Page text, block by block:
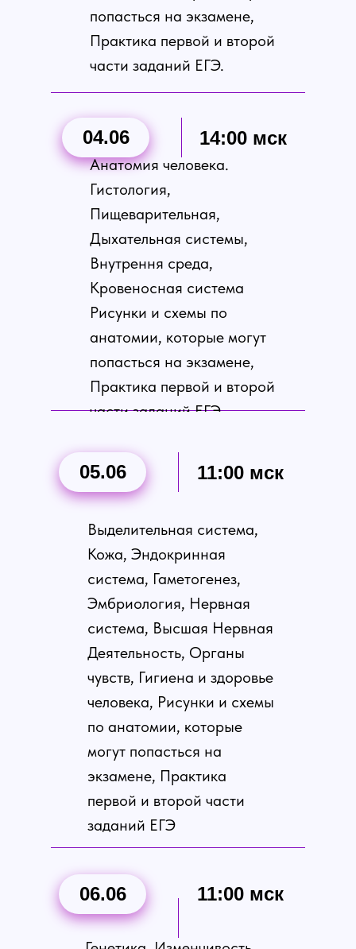
попасться на экзамене,
Практика первой и второй
части заданий ЕГЭ.
04.06
Анатомия человека.
Гистология,
Пищеварительная,
Дыхательная системы,
Внутрення среда,
Кровеносная система
Рисунки и схемы по
анатомии, которые могут
попасться на экзамене,
Практика первой и второй
части заданий ЕГЭ.
14:00 мск
05.06
Выделительная система,
Кожа, Эндокринная
система, Гаметогенез,
Эмбриология, Нервная
система, Высшая Нервная
Деятельность, Органы
чувств, Гигиена и здоровье
человека, Рисунки и схемы
по анатомии, которые
могут попасться на
экзамене, Практика
первой и второй части
заданий ЕГЭ
11:00 мск
06.06 11:00 мск
© 2019—2025 Kursbio
Пользовательское
конфиденциальности
kursbio@gmail.com